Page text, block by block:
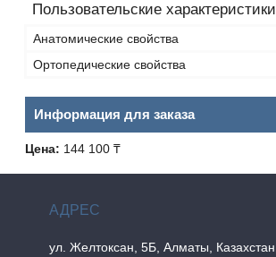
Пользовательские характеристики
Анатомические свойства
Ортопедические свойства
Информация для заказа
Цена: 144 100 ₸
ул. Желтоксан, 5Б, Алматы, Казахстан